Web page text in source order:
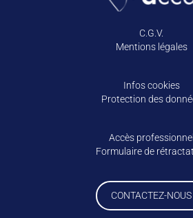
C.G.V.
Mentions légales
Infos cookies
Protection des
Accès professionnel
Formulaire de
CONTACTEZ-NOUS